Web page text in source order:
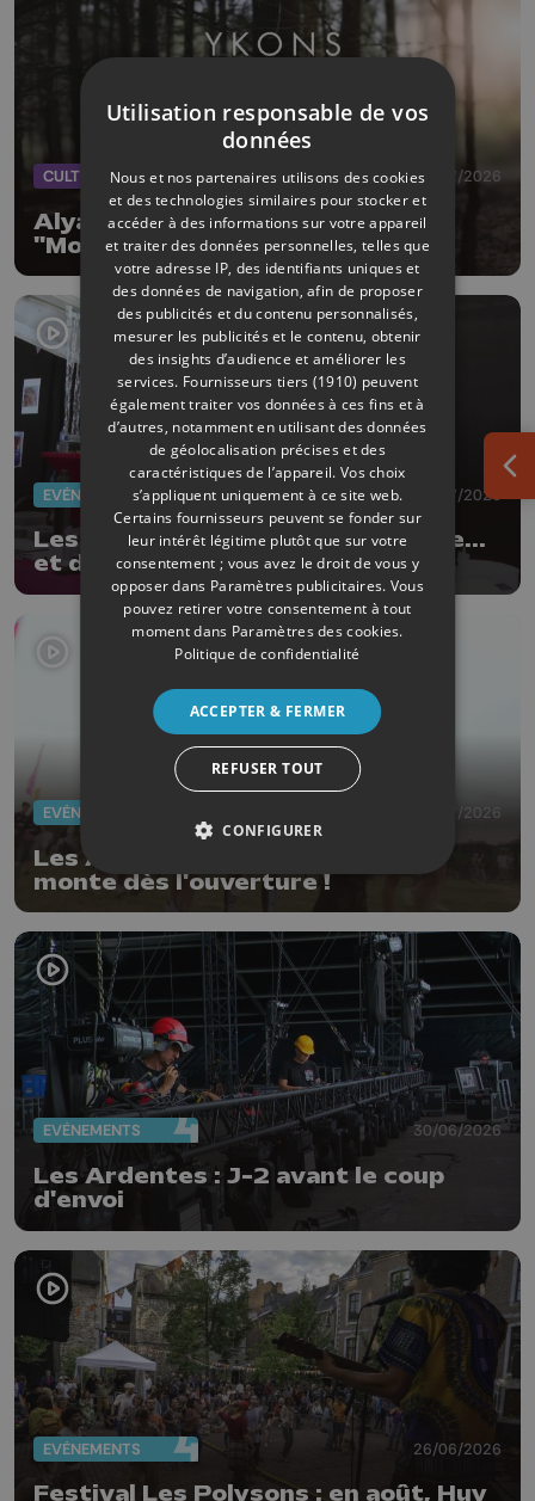
CULTURE 08/07/2026
Alyah rejoint Ykons pour le titre
"More and more"
EVÈNEMENTS 03/07/2026
Les Ardentes : 20 ans de musique...
et de style !
EVÈNEMENTS 02/07/2026
Les Ardentes 2026 : l'ambiance
monte dès l'ouverture !
EVÈNEMENTS 30/06/2026
Les Ardentes : J-2 avant le coup
d'envoi
EVÈNEMENTS 26/06/2026
Festival Les Polysons : en août, Huy
Utilisation responsable de vos
données
Nous et nos partenaires utilisons des cookies
et des technologies similaires pour stocker et
accéder à des informations sur votre appareil
et traiter des données personnelles, telles que
votre adresse IP, des identifiants uniques et
des données de navigation, afin de proposer
des publicités et du contenu personnalisés,
mesurer les publicités et le contenu, obtenir
des insights d’audience et améliorer les
services. Fournisseurs tiers (1910) peuvent
également traiter vos données à ces fins et à
d’autres, notamment en utilisant des données
de géolocalisation précises et des
caractéristiques de l’appareil. Vos choix
s’appliquent uniquement à ce site web.
Certains fournisseurs peuvent se fonder sur
leur intérêt légitime plutôt que sur votre
consentement ; vous avez le droit de vous y
opposer dans Paramètres publicitaires. Vous
pouvez retirer votre consentement à tout
moment dans Paramètres des cookies.
Politique de confidentialité
ACCEPTER & FERMER
REFUSER TOUT
CONFIGURER